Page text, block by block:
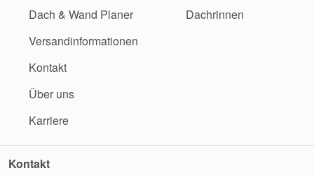
Dach & Wand Planer
Versandinformationen
Kontakt
Über uns
Karriere
Dachrinnen
Kontakt